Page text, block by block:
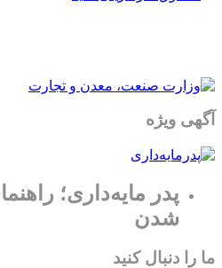
آگهی ویژه
پدر مایه‌داری؛
شدن
ما را دنبال کنید